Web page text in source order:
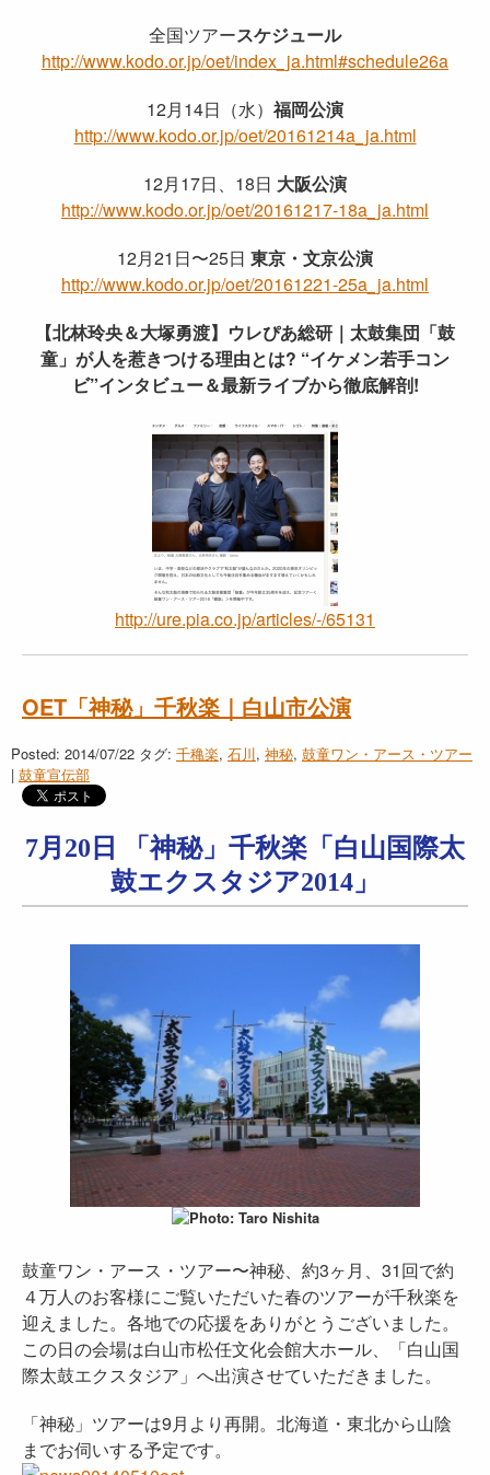
全国ツアースケジュール
http://www.kodo.or.jp/oet/index_ja.html#schedule26a
12月14日（水） 福岡公演
http://www.kodo.or.jp/oet/20161214a_ja.html
12月17日、18日 大阪公演
http://www.kodo.or.jp/oet/20161217-18a_ja.html
12月21日〜25日 東京・文京公演
http://www.kodo.or.jp/oet/20161221-25a_ja.html
【北林玲央＆大塚勇渡】ウレぴあ総研｜太鼓集団「鼓
童」が人を惹きつける理由とは? “イケメン若手コン
ビ”インタビュー＆最新ライブから徹底解剖!
http://ure.pia.co.jp/articles/-/65131
OET「神秘」千秋楽｜白山市公演
Posted: 2014/07/22 タグ: 千穐楽, 石川, 神秘, 鼓童ワン・アース・ツアー
| 鼓童宣伝部
7月20日 「神秘」千秋楽「白山国際太
鼓エクスタジア2014」
鼓童ワン・アース・ツアー〜神秘、約3ヶ月、31回で約
４万人のお客様にご覧いただいた春のツアーが千秋楽を
迎えました。各地での応援をありがとうございました。
この日の会場は白山市松任文化会館大ホール、「白山国
際太鼓エクスタジア」へ出演させていただきました。
「神秘」ツアーは9月より再開。北海道・東北から山陰
までお伺いする予定です。